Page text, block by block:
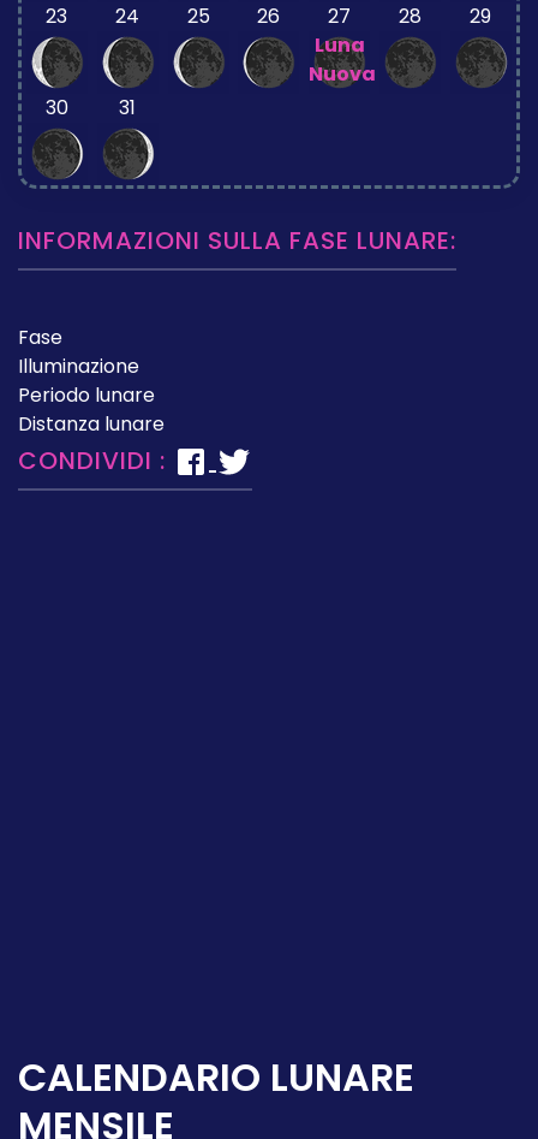
23 24 25 26
27
Luna
Nuova
28 29
30 31
INFORMAZIONI SULLA FASE LUNARE:
Fase
Illuminazione
Periodo lunare
Distanza lunare
CONDIVIDI :
CALENDARIO LUNARE
MENSILE